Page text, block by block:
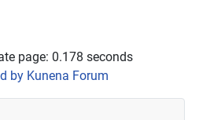
page: 0.178 seconds
by Kunena Forum